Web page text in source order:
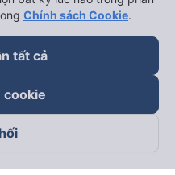
Chính sách Cookie.
tất cả
cookie